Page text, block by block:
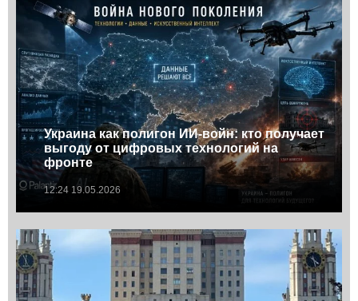
Украина как полигон ИИ-войн: кто получает
выгоду от цифровых технологий на
фронте
12:24 19.05.2026